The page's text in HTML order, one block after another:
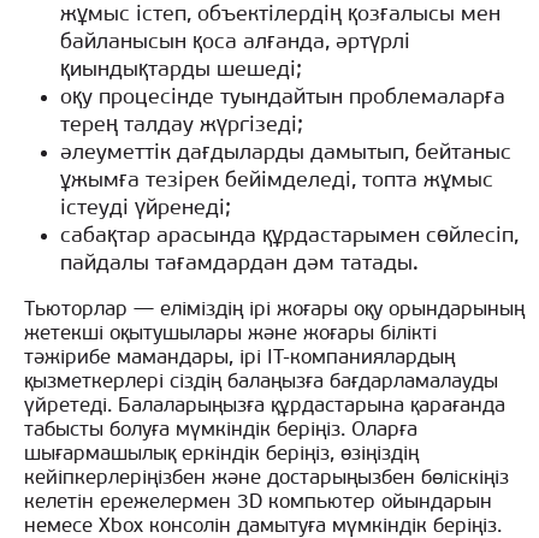
жұмыс істеп, объектілердің қозғалысы мен
байланысын қоса алғанда, әртүрлі
қиындықтарды шешеді;
оқу процесінде туындайтын проблемаларға
терең талдау жүргізеді;
әлеуметтік дағдыларды дамытып, бейтаныс
ұжымға тезірек бейімделеді, топта жұмыс
істеуді үйренеді;
сабақтар арасында құрдастарымен сөйлесіп,
пайдалы тағамдардан дәм татады.
Тьюторлар — еліміздің ірі жоғары оқу орындарының
жетекші оқытушылары және жоғары білікті
тәжірибе мамандары, ірі IT-компаниялардың
қызметкерлері сіздің балаңызға бағдарламалауды
үйретеді. Балаларыңызға құрдастарына қарағанда
табысты болуға мүмкіндік беріңіз. Оларға
шығармашылық еркіндік беріңіз, өзіңіздің
кейіпкерлеріңізбен және достарыңызбен бөліскіңіз
келетін ережелермен 3D компьютер ойындарын
немесе Xbox консолін дамытуға мүмкіндік беріңіз.